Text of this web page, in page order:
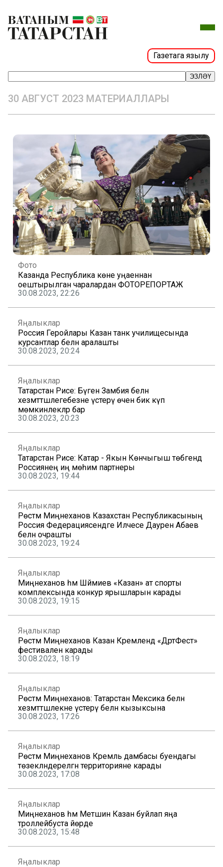
Газетага язылу
ЭЗЛӘҮ
30 АВГУСТ 2023 МАТЕРИАЛЛАРЫ
Фото
Казанда Республика көне уңаеннан
оештырылган чаралардан ФОТОРЕПОРТАЖ
30.08.2023, 22:26
Яңалыклар
Россия Геройлары Казан танк училищесында
курсантлар белән аралашты
30.08.2023, 20:24
Яңалыклар
Татарстан Рәисе: Бүген Замбия белән
хезмәттәшлегебезне үстерү өчен бик күп
мөмкинлекләр бар
30.08.2023, 20:23
Яңалыклар
Татарстан Рәисе: Катар - Якын Көнчыгыш төбәгендә
Россиянең иң мөһим партнеры
30.08.2023, 19:44
Яңалыклар
Рөстәм Миңнеханов Казахстан Республикасының
Россия Федерациясендәге Илчесе Даурен Абаев
белән очрашты
30.08.2023, 19:24
Яңалыклар
Миңнеханов һәм Шәймиев «Казан» ат спорты
комплексында конкур ярышларын карады
30.08.2023, 19:15
Яңалыклар
Рөстәм Миңнеханов Казан Кремлендә «ДәртФест»
фестивален карады
30.08.2023, 18:19
Яңалыклар
Рөстәм Миңнеханов: Татарстан Мексика белән
хезмәттәшлекне үстерү белән кызыксына
30.08.2023, 17:26
Яңалыклар
Рөстәм Миңнеханов Кремль дамбасы буендагы
төзекләндерелгән территорияне карады
30.08.2023, 17:08
Яңалыклар
Миңнеханов һәм Метшин Казан буйлап яңа
троллейбуста йөрде
30.08.2023, 15:48
Яңалыклар